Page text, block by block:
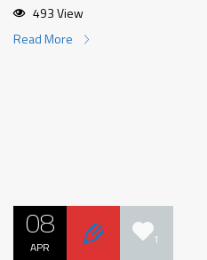
493 View
Read More
08
APR 1